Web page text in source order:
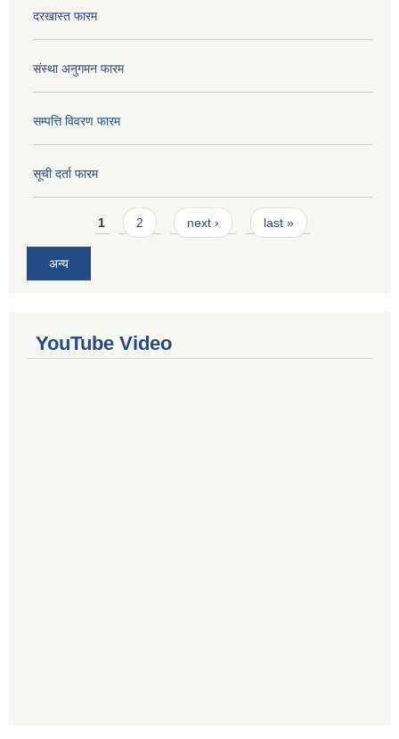
दरखास्त फारम
संस्था अनुगमन फारम
सम्पत्ति विवरण फारम
सूची दर्ता फारम
Pages1 2 next › last »
अन्य
YouTube Video